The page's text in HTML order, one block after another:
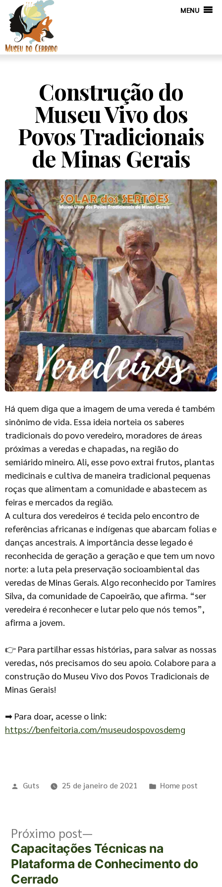
MENU
Construção do
Museu Vivo dos
Povos Tradicionais
de Minas Gerais
Há quem diga que a imagem de uma vereda é também
sinônimo de vida. Essa ideia norteia os saberes
tradicionais do povo veredeiro, moradores de áreas
próximas a veredas e chapadas, na região do
semiárido mineiro. Ali, esse povo extrai frutos, plantas
medicinais e cultiva de maneira tradicional pequenas
roças que alimentam a comunidade e abastecem as
feiras e mercados da região.
A cultura dos veredeiros é tecida pelo encontro de
referências africanas e indígenas que abarcam folias e
danças ancestrais. A importância desse legado é
reconhecida de geração a geração e que tem um novo
norte: a luta pela preservação socioambiental das
veredas de Minas Gerais. Algo reconhecido por Tamires
Silva, da comunidade de Capoeirão, que afirma. “ser
veredeira é reconhecer e lutar pelo que nós temos”,
afirma a jovem.
👉 Para partilhar essas histórias, para salvar as nossas
veredas, nós precisamos do seu apoio. Colabore para a
construção do Museu Vivo dos Povos Tradicionais de
Minas Gerais!
➡ Para doar, acesse o link:
https://benfeitoria.com/museudospovosdemg
Guts 25 de janeiro de 2021 Home post
Próximo post
Capacitações Técnicas na
Plataforma de Conhecimento do
Cerrado